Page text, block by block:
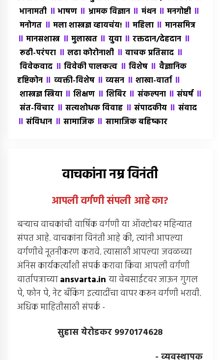
भानामती ॥भाषण ॥ भ्रामक विज्ञान ॥ मंथन ॥मनगोष्टी ॥
मनोगत ॥ मला शास्त्रज्ञ व्हायचंय! ॥महिला ॥ मानसमित्र
॥मानसशास्त्र ॥ मुलाखत ॥ युवा ॥रक्तदान/देहदान ॥
रूढी-परंपरा ॥ लढा कोरोनाशी ॥ वाचक प्रतिसाद ॥
विवेकवाद ॥ विवेकी पालकत्व ॥ विशेष ॥ वैज्ञानिक
दृष्टिकोन ॥ व्यक्ती-विशेष ॥व्यसन ॥ शाखा-वार्ता ॥
शास्त्रज्ञ स्त्रिया ॥शिक्षण ॥ शिबिर ॥ संकल्पना ॥संघर्ष ॥
संत-विचार ॥ सत्यशोधक विवाह ॥ संपादकीय ॥ संवाद
॥संविधान ॥ सामाजिक ॥ सामाजिक बहिष्कार
वाचकांना नम्र विनंती
आपली वर्गणी संपली आहेका?
बर्‍याच वाचकांची वार्षिक वर्गणी या ऑक्टोबर महिन्यात
संपत आहे. वाचकांना विनंती आहे की, त्यांनी आपल्या
वर्गणीचे नूतनीकरण करावे. त्यासाठी आपल्या जवळच्या
अंनिस कार्यकर्त्यांशी संपर्क करावा किंवा आपली वर्गणी
वार्तापत्राच्याansvarta.in या वेबसाईटवर जाऊन गुगल
पे, फोन पे, नेट बँकिंग इत्यादींचा वापर करून वर्गणी भरावी.
अधिक माहितीसाठी संपर्क -
सुहास येरोडकर 9970174628